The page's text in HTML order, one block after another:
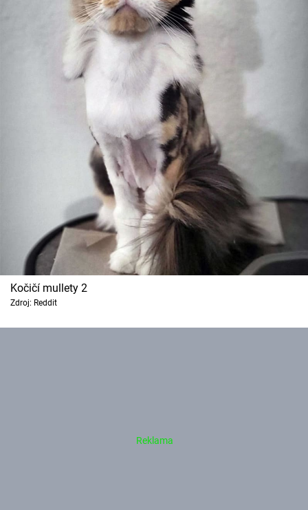
Kočičí mullety 2
Zdroj: Reddit